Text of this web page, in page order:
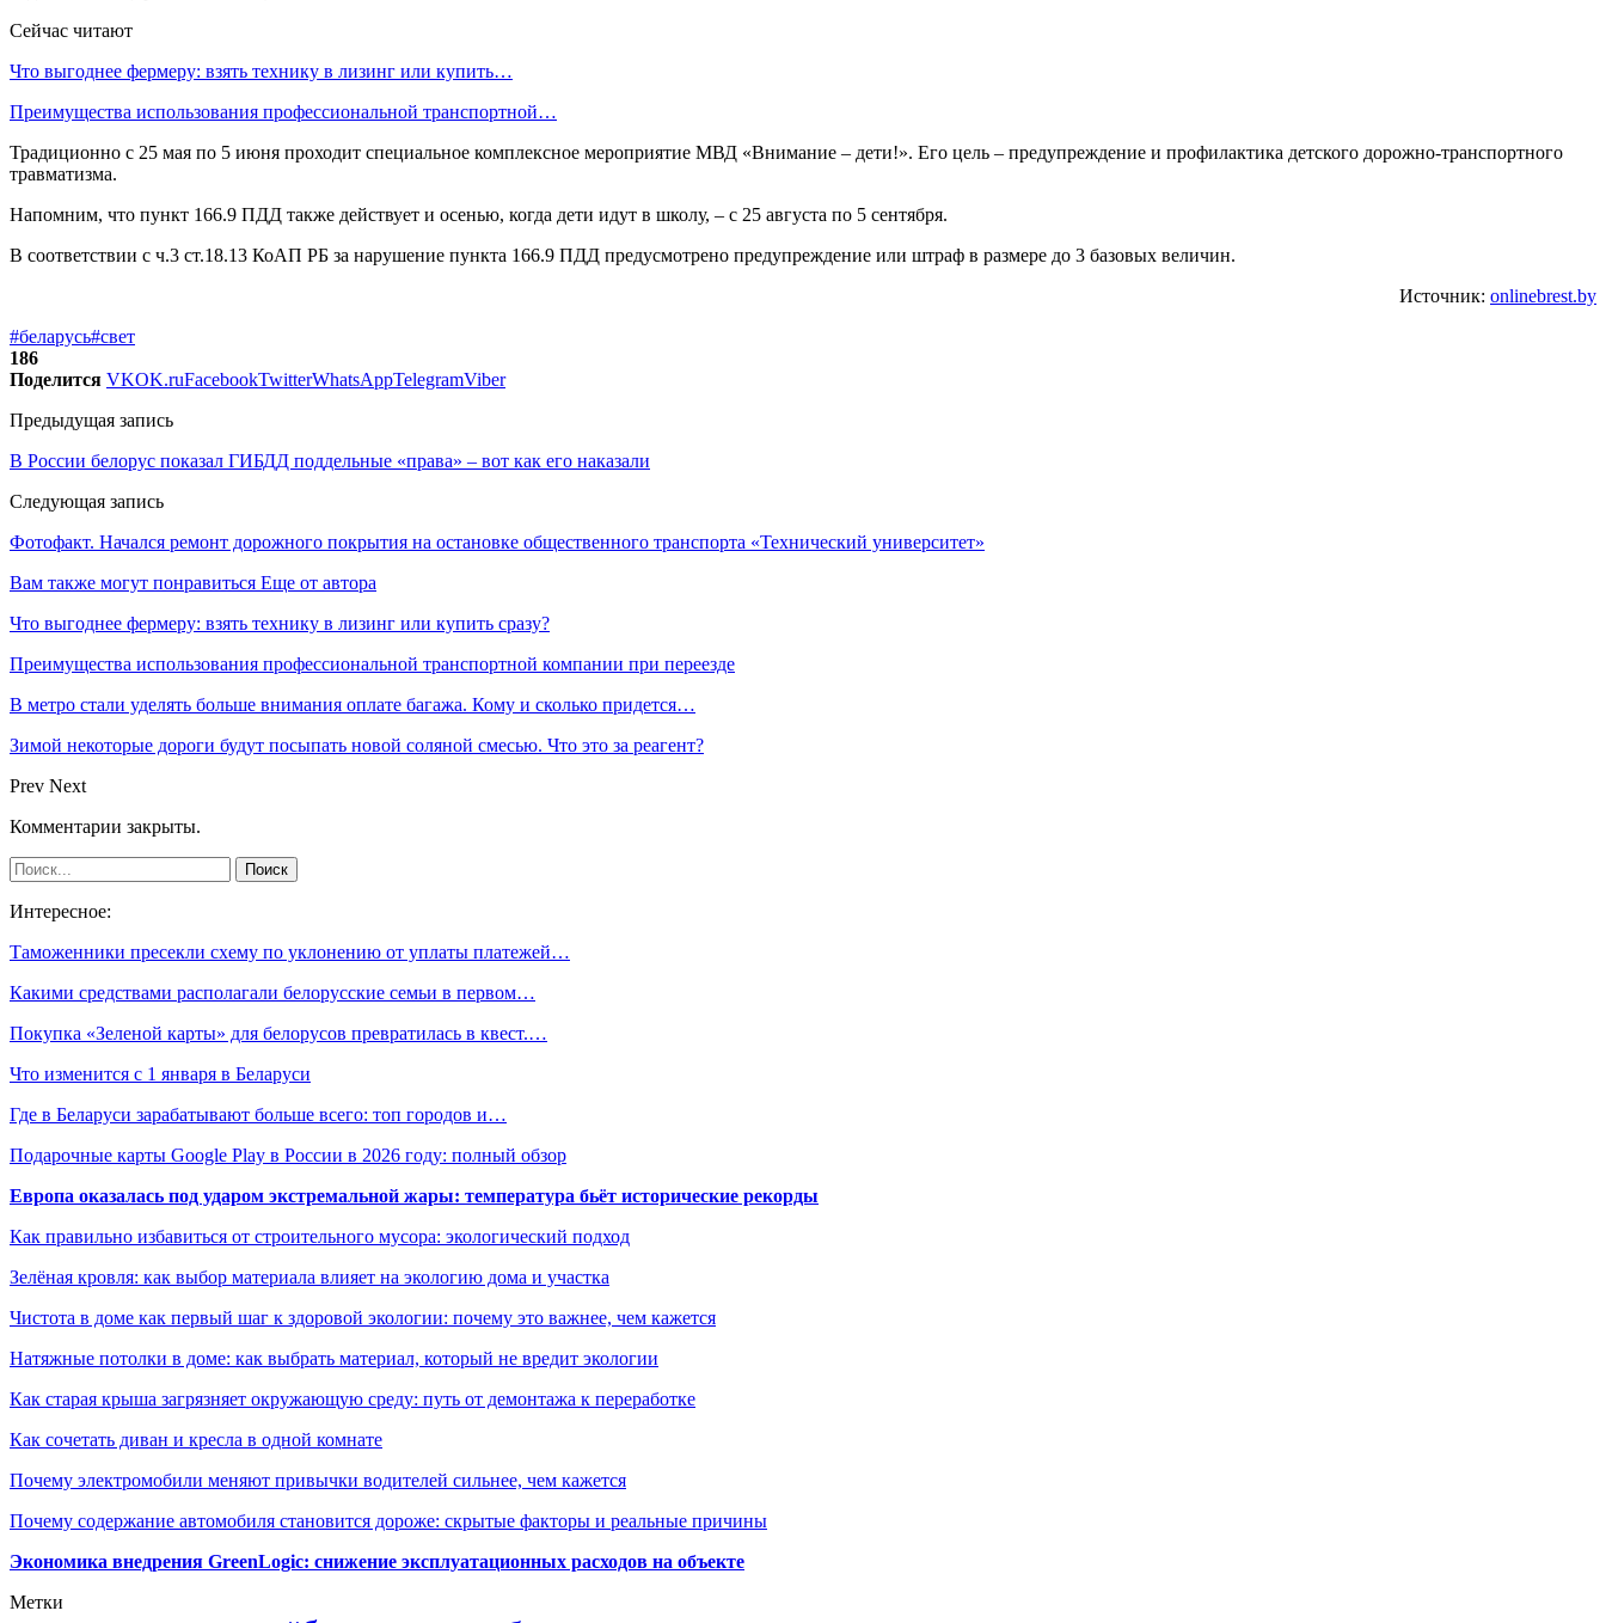
Сейчас читают
Что выгоднее фермеру: взять технику в лизинг или купить…
Преимущества использования профессиональной транспортной…
Традиционно с 25 мая по 5 июня проходит специальное комплексное мероприятие МВД «Внимание – дети!». Его цель – предупреждение и профилактика детского дорожно-транспортного
травматизма.
Напомним, что пункт 166.9 ПДД также действует и осенью, когда дети идут в школу, – с 25 августа по 5 сентября.
В соответствии с ч.3 ст.18.13 КоАП РБ за нарушение пункта 166.9 ПДД предусмотрено предупреждение или штраф в размере до 3 базовых величин.
Источник: onlinebrest.by
#беларусь#свет
186
Поделится VKOK.ruFacebookTwitterWhatsAppTelegramViber
Предыдущая запись
В России белорус показал ГИБДД поддельные «права» – вот как его наказали
Следующая запись
Фотофакт. Начался ремонт дорожного покрытия на остановке общественного транспорта «Технический университет»
Вам также могут понравиться Еще от автора
Что выгоднее фермеру: взять технику в лизинг или купить сразу?
Преимущества использования профессиональной транспортной компании при переезде
В метро стали уделять больше внимания оплате багажа. Кому и сколько придется…
Зимой некоторые дороги будут посыпать новой соляной смесью. Что это за реагент?
Prev Next
Комментарии закрыты.
Интересное:
Таможенники пресекли схему по уклонению от уплаты платежей…
Какими средствами располагали белорусские семьи в первом…
Покупка «Зеленой карты» для белорусов превратилась в квест.…
Что изменится с 1 января в Беларуси
Где в Беларуси зарабатывают больше всего: топ городов и…
Подарочные карты Google Play в России в 2026 году: полный обзор
Европа оказалась под ударом экстремальной жары: температура бьёт исторические рекорды
Как правильно избавиться от строительного мусора: экологический подход
Зелёная кровля: как выбор материала влияет на экологию дома и участка
Чистота в доме как первый шаг к здоровой экологии: почему это важнее, чем кажется
Натяжные потолки в доме: как выбрать материал, который не вредит экологии
Как старая крыша загрязняет окружающую среду: путь от демонтажа к переработке
Как сочетать диван и кресла в одной комнате
Почему электромобили меняют привычки водителей сильнее, чем кажется
Почему содержание автомобиля становится дороже: скрытые факторы и реальные причины
Экономика внедрения GreenLogic: снижение эксплуатационных расходов на объекте
Метки